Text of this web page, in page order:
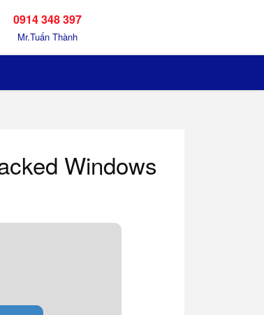
0914 348 397
Mr.Tuấn Thành
Windows